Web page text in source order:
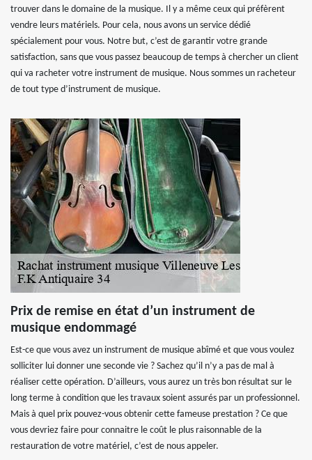
trouver dans le domaine de la musique. Il y a même ceux qui préfèrent
vendre leurs matériels. Pour cela, nous avons un service dédié
spécialement pour vous. Notre but, c’est de garantir votre grande
satisfaction, sans que vous passez beaucoup de temps à chercher un client
qui va racheter votre instrument de musique. Nous sommes un racheteur
de tout type d’instrument de musique.
Prix de remise en état d’un instrument de
musique endommagé
Est-ce que vous avez un instrument de musique abîmé et que vous voulez
solliciter lui donner une seconde vie ? Sachez qu’il n’y a pas de mal à
réaliser cette opération. D’ailleurs, vous aurez un très bon résultat sur le
long terme à condition que les travaux soient assurés par un professionnel.
Mais à quel prix pouvez-vous obtenir cette fameuse prestation ? Ce que
vous devriez faire pour connaitre le coût le plus raisonnable de la
restauration de votre matériel, c’est de nous appeler.